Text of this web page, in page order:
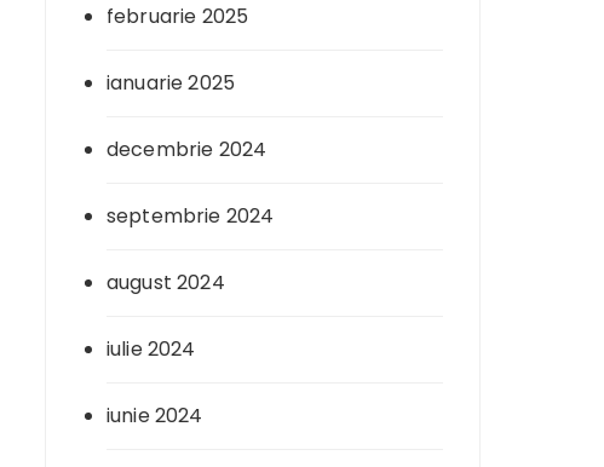
februarie 2025
ianuarie 2025
decembrie 2024
septembrie 2024
august 2024
iulie 2024
iunie 2024